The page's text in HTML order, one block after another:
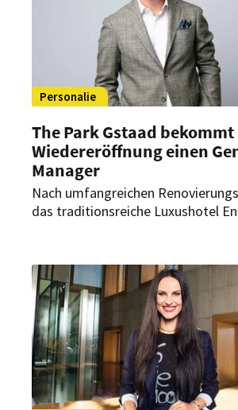
Personalie
The Park Gstaad
Wiedereröffnung einen
Manager
Nach umfangreichen
das traditionsreiche Luxushotel